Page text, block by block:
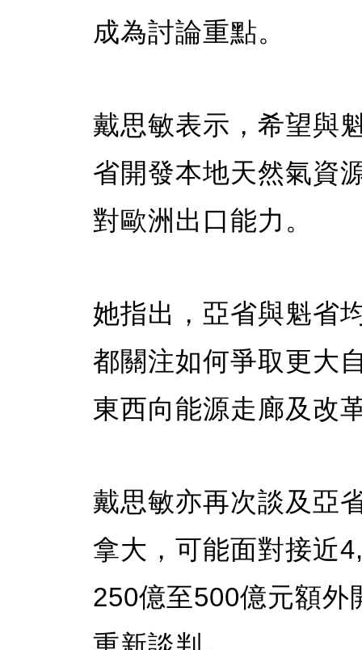
成為討論重點。
戴思敏表示，希望與
省開發本地天然氣資
對歐洲出口能力。
她指出，亞省與魁省
都關注如何爭取更大
東西向能源走廊及改
戴思敏亦再次談及亞
拿大，可能面對接近
250億至500億元額外